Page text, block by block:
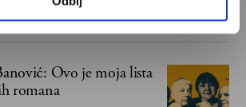
shvata da postoje stvari koje su
ratova, slave, novca, herojstva,
Ovo je moja lista
romana